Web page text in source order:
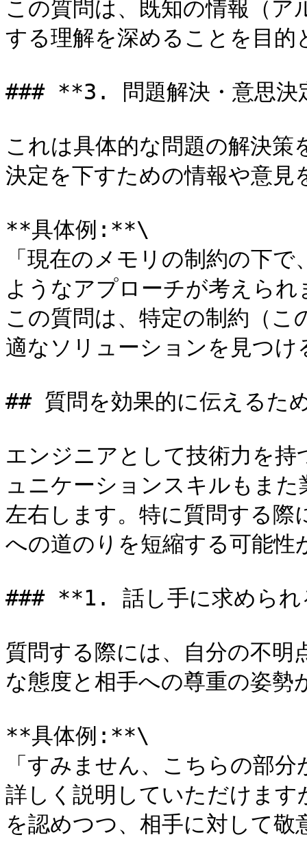
この質問は、既知の情報（
する理解を深めることを目的
### **3. 問題解決・意思決
これは具体的な問題の解決
決定を下すための情報や意見
**具体例:**\
「現在のメモリの制約の下
ようなアプローチが考えら
この質問は、特定の制約（
適なソリューションを見つ
## 質問を効果的に伝えるた
エンジニアとして技術力を
ュニケーションスキルもま
左右します。特に質問する際
への道のりを短縮する可能性
### **1. 話し手に求められ
質問する際には、自分の不明
な態度と相手への尊重の姿勢
**具体例:**\
「すみません、こちらの部
詳しく説明していただけま
を認めつつ、相手に対して敬